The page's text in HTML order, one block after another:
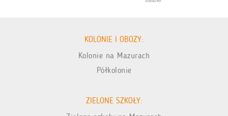
KOLONIE I OBOZY:
Kolonie na Mazurach
Półkolonie
ZIELONE SZKOŁY: